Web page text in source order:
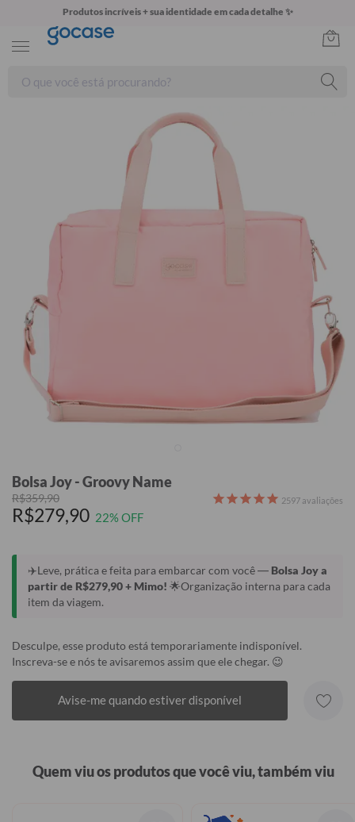
Produtos incríveis + sua identidade em cada detalhe ✨
Bolsa Joy - Groovy Name
R$359,90
R$279,90 22% OFF
2597 avaliações
✈️Leve, prática e feita para embarcar com você — Bolsa Joy a
partir de R$279,90 + Mimo! 🌟Organização interna para cada
item da viagem.
Desculpe, esse produto está temporariamente indisponível.
Inscreva-se e nós te avisaremos assim que ele chegar. 😉
Avise-me quando estiver disponível
Quem viu os produtos que você viu, também viu